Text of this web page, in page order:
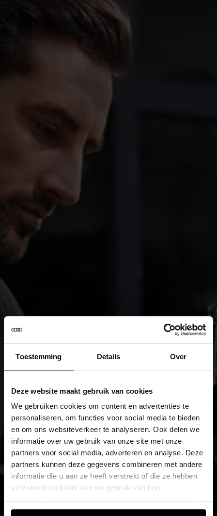
Toestemming Details Over
Deze website maakt gebruik van cookies
We gebruiken cookies om content en advertenties te
personaliseren, om functies voor social media te bieden
en om ons websiteverkeer te analyseren. Ook delen we
informatie over uw gebruik van onze site met onze
partners voor social media, adverteren en analyse. Deze
partners kunnen deze gegevens combineren met andere
informatie die u aan ze heeft verstrekt of die ze hebben
verzameld op basis van uw gebruik van hun
verschillende apparaten of browsers samengevoegd via